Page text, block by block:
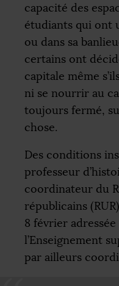
capacité des
étudiants qui ont
ou dans sa
certains ont
capitale même
ni se nourrir au
toujours fermé,
chose.
Des conditions
professeur
coordinateur du
républicains (RUR
8 février
l’Enseignement
par ailleurs